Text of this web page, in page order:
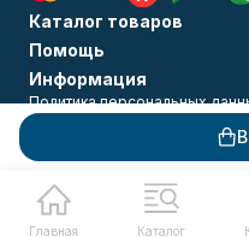
Главная Каталог
Каталог товаров
Помощь
Информация
Политика персональных
© 2009-2026 MSANTEH